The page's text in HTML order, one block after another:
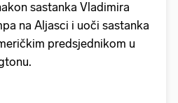
sastanka Vladimira
na Aljasci i uoči sastanka
predsjednikom u